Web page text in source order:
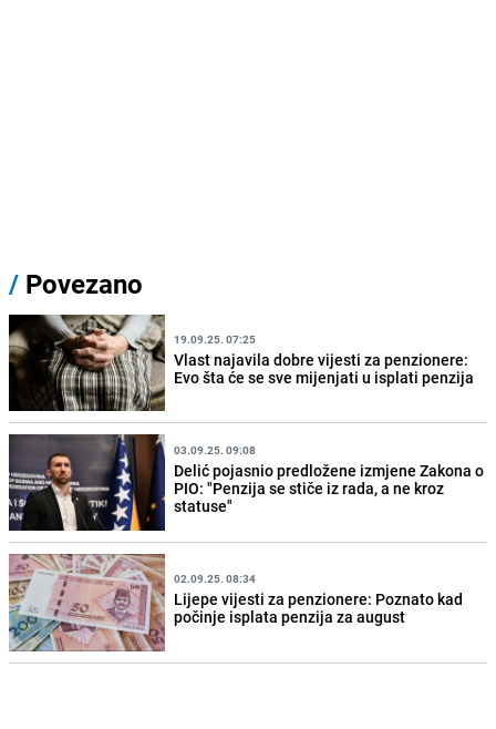
/ Povezano
19.09.25. 07:25
Vlast najavila dobre vijesti za penzionere:
Evo šta će se sve mijenjati u isplati penzija
03.09.25. 09:08
Delić pojasnio predložene izmjene Zakona o
PIO: "Penzija se stiče iz rada, a ne kroz
statuse"
02.09.25. 08:34
Lijepe vijesti za penzionere: Poznato kad
počinje isplata penzija za august